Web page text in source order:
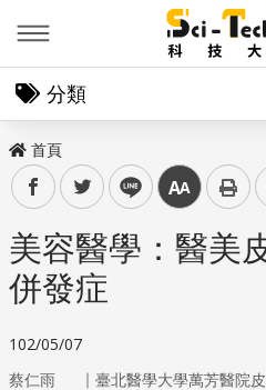
分類
首頁
facebooktwitter line 中
美容醫學：醫美
併發症
102/05/07
蔡仁雨 ｜ 臺北醫學大學萬芳醫院